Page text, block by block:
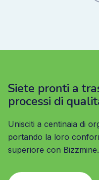
Siete pronti a
processi di
Unisciti a centinaia di
portando la loro
superiore con Bizzmine.